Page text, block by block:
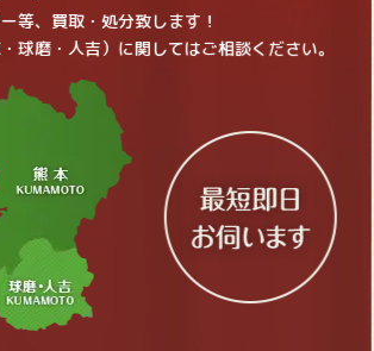
等、買取・処分致します！
球磨・人吉）に関してはご相談ください。